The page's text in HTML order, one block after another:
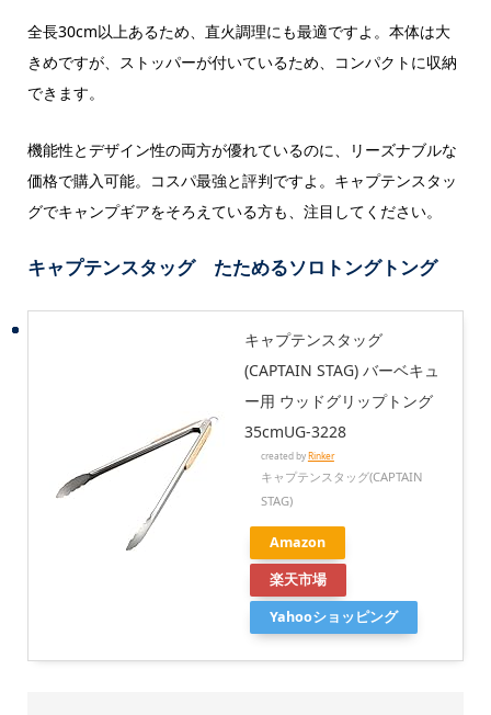
全長30cm以上あるため、直火調理にも最適ですよ。本体は大
きめですが、ストッパーが付いているため、コンパクトに収納
できます。
機能性とデザイン性の両方が優れているのに、リーズナブルな
価格で購入可能。コスパ最強と評判ですよ。キャプテンスタッ
グでキャンプギアをそろえている方も、注目してください。
キャプテンスタッグ たためるソロトングトング
キャプテンスタッグ
(CAPTAIN STAG) バーベキュ
ー用 ウッドグリップトング
35cmUG-3228
created byRinker
キャプテンスタッグ(CAPTAIN
STAG)
Amazon
楽天市場
Yahooショッピング